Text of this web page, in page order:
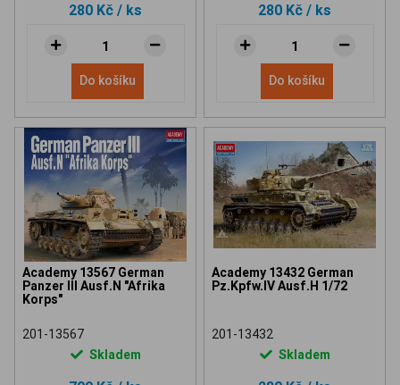
280 Kč / ks
Do košíku
280 Kč / ks
Do košíku
Academy 13567 German
Panzer III Ausf.N "Afrika
Korps"
201-13567
Skladem
Academy 13432 German
Pz.Kpfw.IV Ausf.H 1/72
201-13432
Skladem